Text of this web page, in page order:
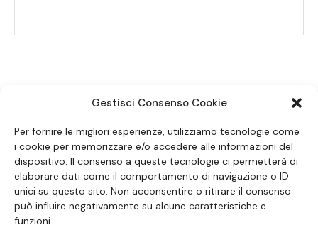
Gestisci Consenso Cookie
Per fornire le migliori esperienze, utilizziamo tecnologie come
i cookie per memorizzare e/o accedere alle informazioni del
dispositivo. Il consenso a queste tecnologie ci permetterà di
elaborare dati come il comportamento di navigazione o ID
unici su questo sito. Non acconsentire o ritirare il consenso
può influire negativamente su alcune caratteristiche e
funzioni.
SEGUICI SUI SOCIAL